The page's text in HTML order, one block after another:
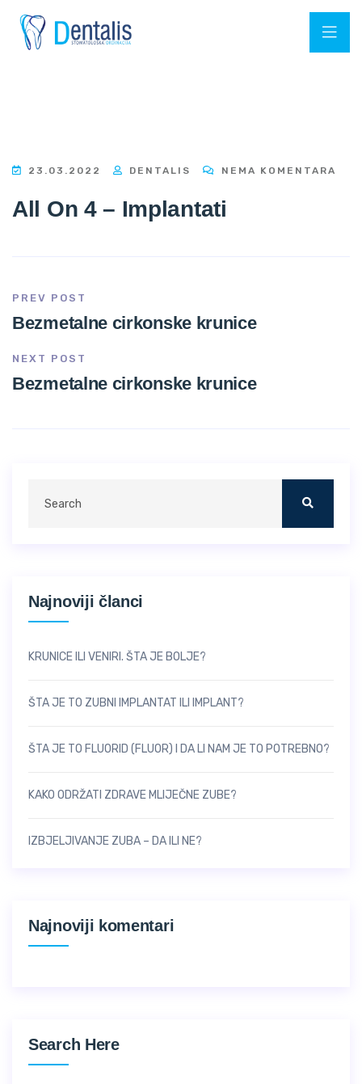
23.03.2022 DENTALIS NEMA KOMENTARA
All On 4 – Implantati
PREV POST
Bezmetalne cirkonske krunice
NEXT POST
Bezmetalne cirkonske krunice
Najnoviji članci
KRUNICE ILI VENIRI. ŠTA JE BOLJE?
ŠTA JE TO ZUBNI IMPLANTAT ILI IMPLANT?
ŠTA JE TO FLUORID (FLUOR) I DA LI NAM JE TO POTREBNO?
KAKO ODRŽATI ZDRAVE MLIJEČNE ZUBE?
IZBJELJIVANJE ZUBA – DA ILI NE?
Najnoviji komentari
Search Here